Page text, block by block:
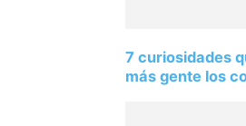
7 curiosidades
más gente los